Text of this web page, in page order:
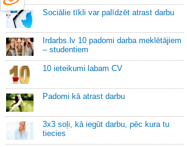
Sociālie tīkli var palīdzēt atrast darbu
Irdarbs.lv 10 padomi darba meklētājiem
– studentiem
10 ieteikumi labam CV
Padomi kā atrast darbu
3x3 soļi, kā iegūt darbu, pēc kura tu
tiecies